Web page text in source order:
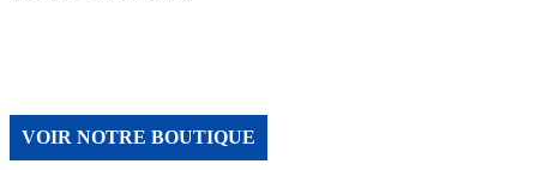
VOIR NOTRE BOUTIQUE